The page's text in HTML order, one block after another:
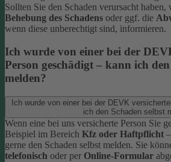
Sollten Sie den Schaden verursacht
Behebung des Schadens oder ggf. die
wenn diese unberechtigt sind, informieren.
Ich wurde von einer bei der
Person geschädigt – kann ich
melden?
Ich wurde von einer bei der DEVK
ich den Schaden selbst
Wenn eine bei uns versicherte Person Sie
Beispiel im Bereich Kfz oder Haftpflicht
gerne den Schaden selbst melden. Sie
telefonisch oder per Online-Formular